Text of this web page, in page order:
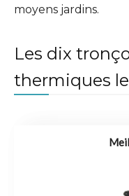
moyens jardins.
Les dix
thermiques